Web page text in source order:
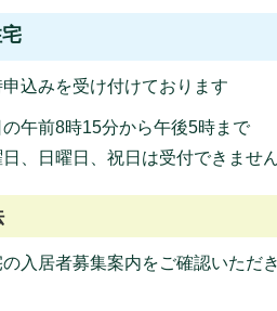
込みを受け付けております
の午前8時15分から午後5時まで
日、日曜日、祝日は受付できませ
入居者募集案内をご確認いただ